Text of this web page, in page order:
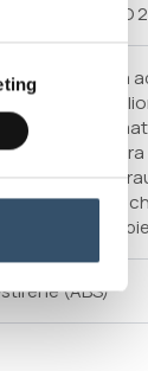
UNI ISO
filettata
1; al fine di
propria
una
la tenuta
con una
tabella
(ABS)